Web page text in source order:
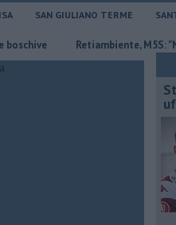
SAN GIULIANO TERME
Retiambiente, M5S: "Nessun